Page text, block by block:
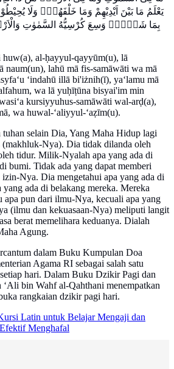
يَعْلَمُ مَا بَيْنَ اَيْدِيْهِمْ وَمَا خَلْفَهُمْۚ وَلَا
بِمَا شَاۤءَۚ وَسِعَ كُرْسِيُّهُ السَّمٰوٰتِ
al-ḥayyul-qayyūm(u), lā
naum(un), lahū mā fis-samāwāti wa mā
‘indahū illā bi'iżnih(ī), ya‘lamu mā
wa lā yuḥīṭūna bisyai'im min
kursiyyuhus-samāwāti wal-arḍ(a),
wa huwal-‘aliyyul-‘aẓīm(u).
selain Dia, Yang Maha Hidup lagi
(makhluk-Nya). Dia tidak dilanda oleh
tidur. Milik-Nyalah apa yang ada di
bumi. Tidak ada yang dapat memberi
Nya. Dia mengetahui apa yang ada di
yang ada di belakang mereka. Mereka
apa pun dari ilmu-Nya, kecuali apa yang
(ilmu dan kekuasaan-Nya) meliputi langit
berat memelihara keduanya. Dialah
Agung.
dalam Buku Kumpulan Doa
Agama RI sebagai salah satu
hari. Dalam Buku Dzikir Pagi dan
‘Ali bin Wahf al-Qahthani menempatkan
rangkaian dzikir pagi hari.
Latin untuk Belajar Mengaji dan
Menghafal